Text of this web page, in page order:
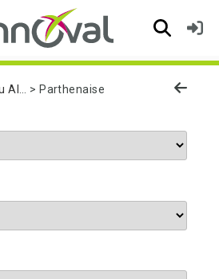
Parthenaise